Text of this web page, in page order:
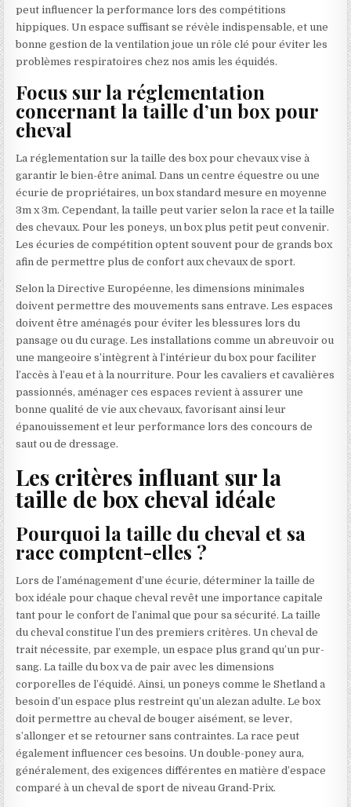
peut influencer la performance lors des compétitions
hippiques. Un espace suffisant se révèle indispensable, et une
bonne gestion de la ventilation joue un rôle clé pour éviter les
problèmes respiratoires chez nos amis les équidés.
Focus sur la réglementation
concernant la taille d’un box pour
cheval
La réglementation sur la taille des box pour chevaux vise à
garantir le bien-être animal. Dans un centre équestre ou une
écurie de propriétaires, un box standard mesure en moyenne
3m x 3m. Cependant, la taille peut varier selon la race et la taille
des chevaux. Pour les poneys, un box plus petit peut convenir.
Les écuries de compétition optent souvent pour de grands box
afin de permettre plus de confort aux chevaux de sport.
Selon la Directive Européenne, les dimensions minimales
doivent permettre des mouvements sans entrave. Les espaces
doivent être aménagés pour éviter les blessures lors du
pansage ou du curage. Les installations comme un abreuvoir ou
une mangeoire s’intègrent à l’intérieur du box pour faciliter
l’accès à l’eau et à la nourriture. Pour les cavaliers et cavalières
passionnés, aménager ces espaces revient à assurer une
bonne qualité de vie aux chevaux, favorisant ainsi leur
épanouissement et leur performance lors des concours de
saut ou de dressage.
Les critères influant sur la
taille de box cheval idéale
Pourquoi la taille du cheval et sa
race comptent-elles ?
Lors de l’aménagement d’une écurie, déterminer la taille de
box idéale pour chaque cheval revêt une importance capitale
tant pour le confort de l’animal que pour sa sécurité. La taille
du cheval constitue l’un des premiers critères. Un cheval de
trait nécessite, par exemple, un espace plus grand qu’un pur-
sang. La taille du box va de pair avec les dimensions
corporelles de l’équidé. Ainsi, un poneys comme le Shetland a
besoin d’un espace plus restreint qu’un alezan adulte. Le box
doit permettre au cheval de bouger aisément, se lever,
s’allonger et se retourner sans contraintes. La race peut
également influencer ces besoins. Un double-poney aura,
généralement, des exigences différentes en matière d’espace
comparé à un cheval de sport de niveau Grand-Prix.